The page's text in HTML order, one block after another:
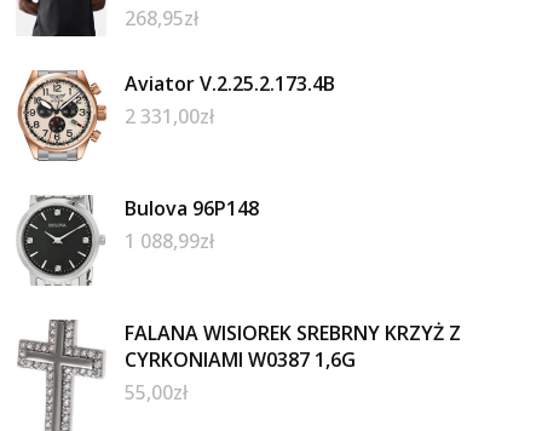
268,95zł
Aviator V.2.25.2.173.4B
2 331,00zł
Bulova 96P148
1 088,99zł
FALANA WISIOREK SREBRNY KRZYŻ Z
CYRKONIAMI W0387 1,6G
55,00zł